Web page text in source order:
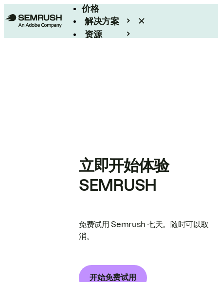
价格
解决方案
资源
立即开始体验
SEMRUSH
免费试用 Semrush 七天。随时可以取
消。
开始免费试用